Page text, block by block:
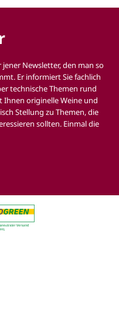
Newsletter, den man so
Er informiert Sie fachlich
technische Themen rund
Ihnen originelle Weine und
Stellung zu Themen, die
sollten. Einmal die